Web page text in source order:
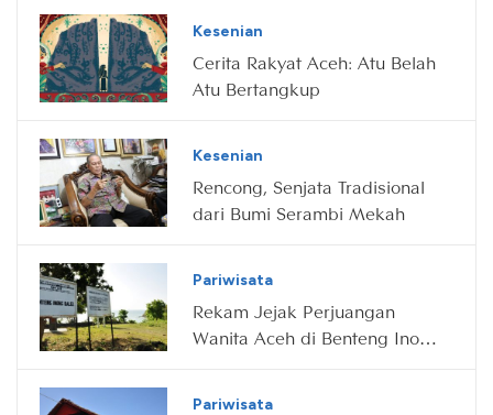
Kesenian
Cerita Rakyat Aceh: Atu Belah
Atu Bertangkup
Kesenian
Rencong, Senjata Tradisional
dari Bumi Serambi Mekah
Pariwisata
Rekam Jejak Perjuangan
Wanita Aceh di Benteng Inong
Pariwisata